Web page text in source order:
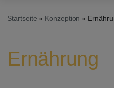
Startseite Konzeption
Ernährung